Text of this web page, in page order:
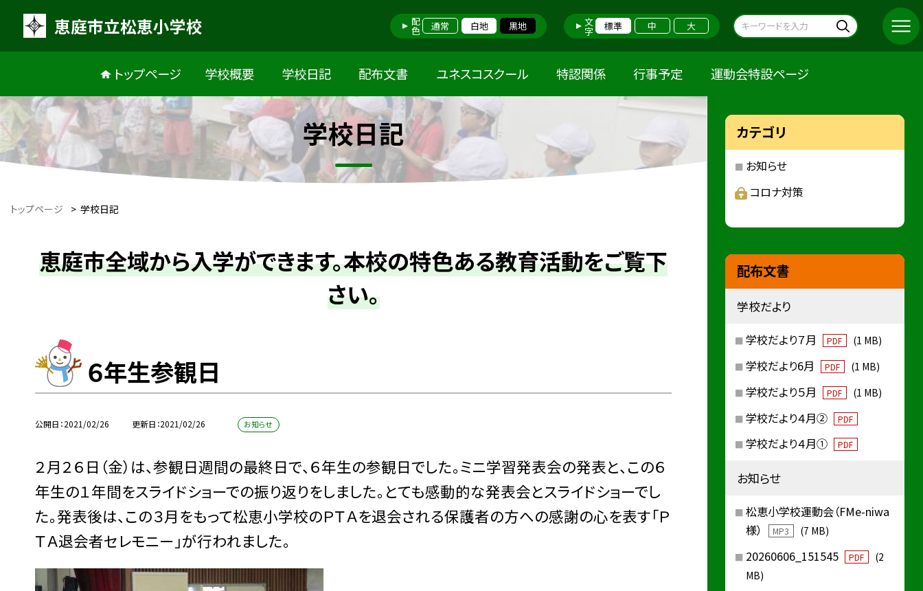
恵庭市立松恵小学校 配色 通常 白地 黒地 文字 標準 中 大
トップページ 学校概要 学校日記 配布文書 ユネスコスクール 特認関係 行事予定 運動会特設ページ
学校日記
トップページ > 学校日記
恵庭市全域から入学ができます。本校の特色ある教育活動をご覧下
さい。
６年生参観日
公開日 2021/02/26 更新日 2021/02/26 お知らせ
２月２６日（金）は、参観日週間の最終日で、６年生の参観日でした。ミニ学習発表会の発表と、この６
年生の１年間をスライドショーでの振り返りをしました。とても感動的な発表会とスライドショーでし
た。発表後は、この３月をもって松恵小学校のＰＴＡを退会される保護者の方への感謝の心を表す「Ｐ
ＴＡ退会者セレモニー」が行われました。
カテゴリ
お知らせ
コロナ対策
配布文書
学校だより
学校だより７月 PDF (1 MB)
学校だより6月 PDF (1 MB)
学校だより５月 PDF (1 MB)
学校だより４月② PDF
学校だより４月① PDF
お知らせ
松恵小学校運動会（FMe-niwa
様）
MP3 (7 MB)
20260606_151545 PDF
(2
MB)